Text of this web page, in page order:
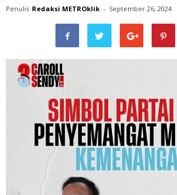
Penulis Redaksi METROklik - September 26, 2024